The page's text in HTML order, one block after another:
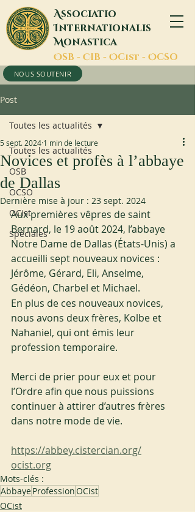
Associatio
Internationalis
Monastica
OSB - CIB - OCist - OCSO
NOUS SOUTENIR
Post
Toutes les actualités
OSB
OCSO
OCist
Spéciales
Toutes les actualités
Novices et profès à l’abbaye
de Dallas
5 sept. 2024 1 min de lecture
Dernière mise à jour : 23 sept. 2024
Aux premières vêpres de saint
Bernard, le 19 août 2024, l’abbaye
Notre Dame de Dallas (États-Unis) a
accueilli sept nouveaux novices :
Jérôme, Gérard, Eli, Anselme,
Gédéon, Charbel et Michael.
En plus de ces nouveaux novices,
nous avons deux frères, Kolbe et
Nahaniel, qui ont émis leur
profession temporaire.
Merci de prier pour eux et pour
l’Ordre afin que nous puissions
continuer à attirer d’autres frères
dans notre mode de vie.
https://abbey.cistercian.org/
ocist.org
Mots-clés :
AbbayeProfessionOCist
OCist